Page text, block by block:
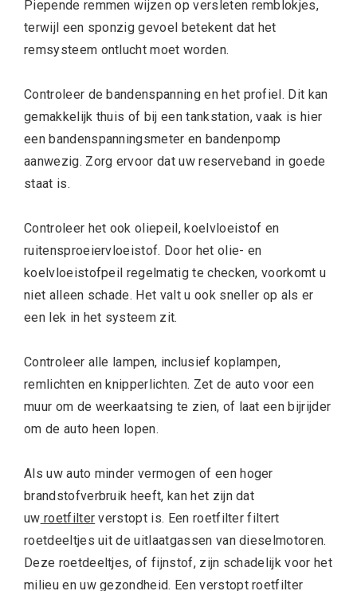
Piepende remmen wijzen op versleten remblokjes,
terwijl een sponzig gevoel betekent dat het
remsysteem ontlucht moet worden.
Controleer de bandenspanning en het profiel. Dit kan
gemakkelijk thuis of bij een tankstation, vaak is hier
een bandenspanningsmeter en bandenpomp
aanwezig. Zorg ervoor dat uw reserveband in goede
staat is.
Controleer het ook oliepeil, koelvloeistof en
ruitensproeiervloeistof. Door het olie- en
koelvloeistofpeil regelmatig te checken, voorkomt u
niet alleen schade. Het valt u ook sneller op als er
een lek in het systeem zit.
Controleer alle lampen, inclusief koplampen,
remlichten en knipperlichten. Zet de auto voor een
muur om de weerkaatsing te zien, of laat een bijrijder
om de auto heen lopen.
Als uw auto minder vermogen of een hoger
brandstofverbruik heeft, kan het zijn dat
uw roetfilter verstopt is. Een roetfilter filtert
roetdeeltjes uit de uitlaatgassen van dieselmotoren.
Deze roetdeeltjes, of fijnstof, zijn schadelijk voor het
milieu en uw gezondheid. Een verstopt roetfilter